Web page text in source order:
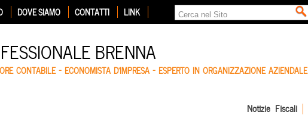
DOVE SIAMO CONTATTI LINK
BRENNA
CONTABILE – ECONOMISTA D'IMPRESA – ESPERTO IN ORGANIZZAZIONE AZIENDALE
Notizie Fiscali